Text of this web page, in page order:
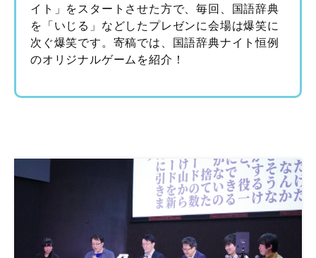
イト」をスタートさせた方で、毎回、国語辞典
を「いじる」などしたプレゼンに会場は爆笑に
次ぐ爆笑です。寄稿では、国語辞典ナイト恒例
のオリジナルゲームを紹介！